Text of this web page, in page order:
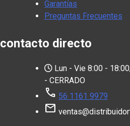
Garantías
Preguntas Frecuentes
contacto directo
Lun - Vie 8:00 -
- CERRADO
call 56 1161 9979
mail